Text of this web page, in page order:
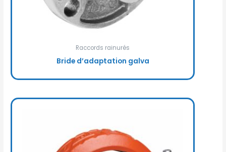
Raccords rainurés
Bride d’adaptation galva